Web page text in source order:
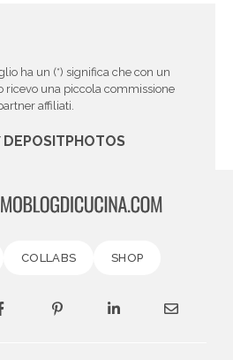
ha un (*) significa che con un
ricevo una piccola commissione
affiliati.
DEPOSITPHOTOS
COLLABS SHOP